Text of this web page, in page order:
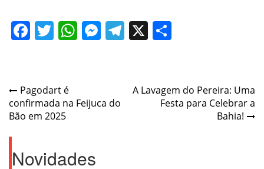
Facebook
Twitter
WhatsApp
Messenger
Telegram
X
Post
navigation
Pagodart é
confirmada na Feijuca do
Bão em 2025
A Lavagem do Pereira: Uma
Festa para Celebrar a
Bahia!
Novidades